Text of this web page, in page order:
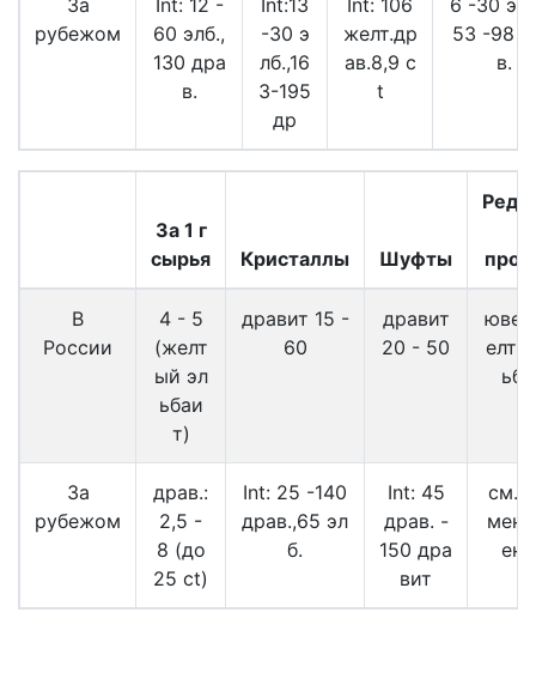
За
рубежом
Int: 12 -
60 элб.,
130 дра
в.
Int:13
-30 э
лб.,16
3-195
др
Int: 106
желт.др
ав.8,9 c
t
6 -30
53 -98
в.
За 1 г
сырья
Кристаллы Шуфты
В
России
4 - 5
(желт
ый эл
ьбаи
т)
дравит 15 -
60
дравит
20 - 50
За
рубежом
драв.:
2,5 -
8 (до
25 ct)
Int: 25 -140
драв.,65 эл
б.
Int: 45
драв. -
150 дра
вит
см.